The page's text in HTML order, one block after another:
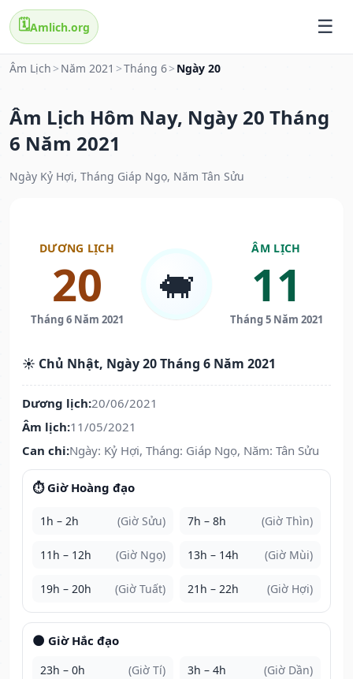
🗓️Amlich.org
Âm Lịch > Năm 2021 >Tháng 6> Ngày 20
Âm Lịch Hôm Nay, Ngày 20 Tháng
6 Năm 2021
Ngày Kỷ Hợi, Tháng Giáp Ngọ, Năm Tân Sửu
DƯƠNG LỊCH
20
Tháng 6 Năm 2021
🐖
ÂM LỊCH
11
Tháng 5 Năm 2021
☀️ Chủ Nhật, Ngày 20 Tháng 6 Năm 2021
Dương lịch:20/06/2021
Âm lịch:11/05/2021
Can chi:Ngày: Kỷ Hợi, Tháng: Giáp Ngọ, Năm: Tân Sửu
⏱️ Giờ Hoàng đạo
1h – 2h (Giờ Sửu) 7h – 8h (Giờ Thìn)
11h – 12h (Giờ Ngọ) 13h – 14h (Giờ Mùi)
19h – 20h (Giờ Tuất) 21h – 22h (Giờ Hợi)
🌑 Giờ Hắc đạo
23h – 0h (Giờ Tí) 3h – 4h (Giờ Dần)